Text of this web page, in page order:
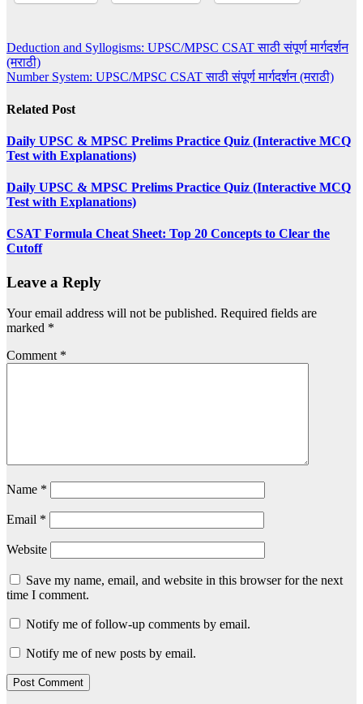
Post
navigation
Deduction and Syllogisms: UPSC/MPSC CSAT साठी संपूर्ण मार्गदर्शन
(मराठी)
Number System: UPSC/MPSC CSAT साठी संपूर्ण मार्गदर्शन (मराठी)
Related Post
Daily UPSC & MPSC Prelims Practice Quiz (Interactive MCQ
Test with Explanations)
Daily UPSC & MPSC Prelims Practice Quiz (Interactive MCQ
Test with Explanations)
CSAT Formula Cheat Sheet: Top 20 Concepts to Clear the
Cutoff
Leave a Reply
Your email address will not be published. Required fields are
marked *
Comment *
Name *
Email *
Website
Save my name, email, and website in this browser for the next
time I comment.
Notify me of follow-up comments by email.
Notify me of new posts by email.